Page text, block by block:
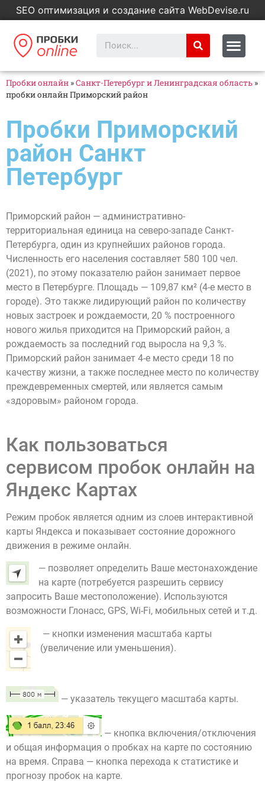
SEO оптимизация и создание сайта WebDevise.ru
Пробки онлайн »Санкт-Петербург и Ленинградская область »
пробки онлайн Приморский район
Пробки Приморский
район Санкт
Петербург
Приморский район — административно-
территориальная единица на северо-западе Санкт-
Петербурга, один из крупнейших районов города.
Численность его населения составляет 580 100 чел.
(2021), по этому показателю район занимает первое
место в Петербурге. Площадь — 109,87 км² (4-е место в
городе). Это также лидирующий район по количеству
новых застроек и рождаемости, 20 % построенного
нового жилья приходится на Приморский район, а
рождаемость за последний год выросла на 9,3 %.
Приморский район занимает 4-е место среди 18 по
качеству жизни, а также последнее место по количеству
преждевременных смертей, или является самым
«здоровым» районом города.
Как пользоваться
сервисом пробок онлайн на
Яндекс Картах
Режим пробок является одним из слоев интерактивной
карты Яндекса и показывает состояние дорожного
движения в режиме онлайн.
— позволяет определить Ваше местонахождение
на карте (потребуется разрешить сервису
запросить Ваше местоположение). Используются
возможности Глонасс, GPS, Wi-Fi, мобильных сетей и т.д.
— кнопки изменения масштаба карты
(увеличение или уменьшения).
— указатель текущего масштаба карты.
— кнопка включения/отключения
и общая информация о пробках на карте по состоянию
на время. Справа — кнопка перехода к статистике и
прогнозу пробок на карте.